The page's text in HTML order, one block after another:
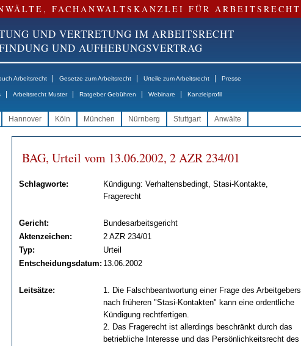
FACHANWALTSKANZLEI FÜR ARBEITSRECHT
UND VERTRETUNG IM ARBEITSRECHT
UND AUFHEBUNGSVERTRAG
Arbeitsrecht Gesetze zum Arbeitsrecht Urteile zum Arbeitsrecht Presse
Arbeitsrecht Muster Ratgeber Gebühren Webinare Kanzleiprofil
Hannover Köln München Nürnberg Stuttgart Anwälte
BAG, Ur­teil vom 13.06.2002, 2 AZR 234/01
Schlagworte:
Kündigung: Verhaltensbedingt, Stasi-Kontakte,
Fragerecht
Gericht:
Bundesarbeitsgericht
Aktenzeichen:
2 AZR 234/01
Typ:
Urteil
Entscheidungsdatum: 13.06.2002
Leitsätze:
1. Die Falschbeantwortung einer Frage des Arbeitgebers
nach früheren "Stasi-Kontakten" kann eine ordentliche
Kündigung rechtfertigen.
2. Das Fragerecht ist allerdings beschränkt durch das
betriebliche Interesse und das Persönlichkeitsrecht des